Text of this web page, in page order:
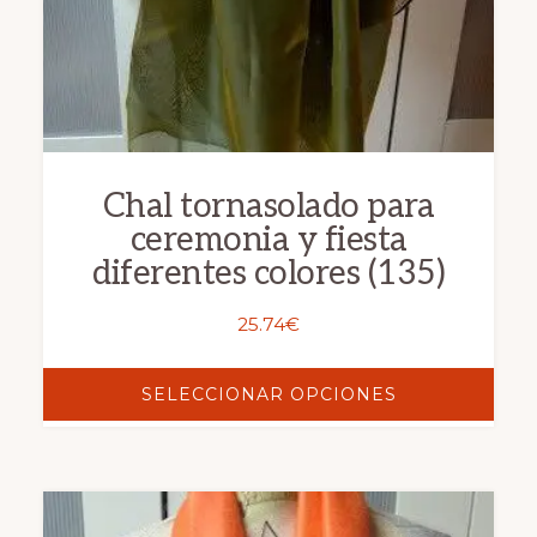
Chal tornasolado para
ceremonia y fiesta
diferentes colores (135)
25.74€
SELECCIONAR OPCIONES
Este